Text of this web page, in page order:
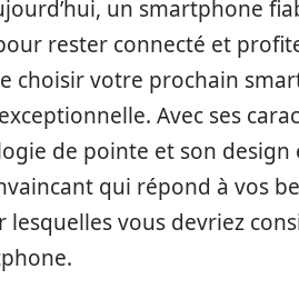
un smartphone
rester connecté et
choisir votre prochain
Avec ses
de pointe et son design
qui répond à vos
vous devriez